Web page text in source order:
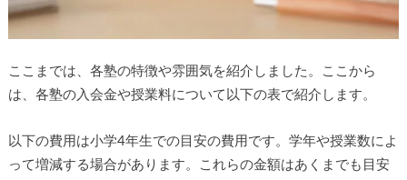
ここまでは、各塾の特徴や雰囲気を紹介しました。ここから
は、各塾の入会金や授業料について以下の表で紹介します。
以下の費用は小学4年生での目安の費用です。学年や授業数によ
って増減する場合があります。これらの金額はあくまでも目安